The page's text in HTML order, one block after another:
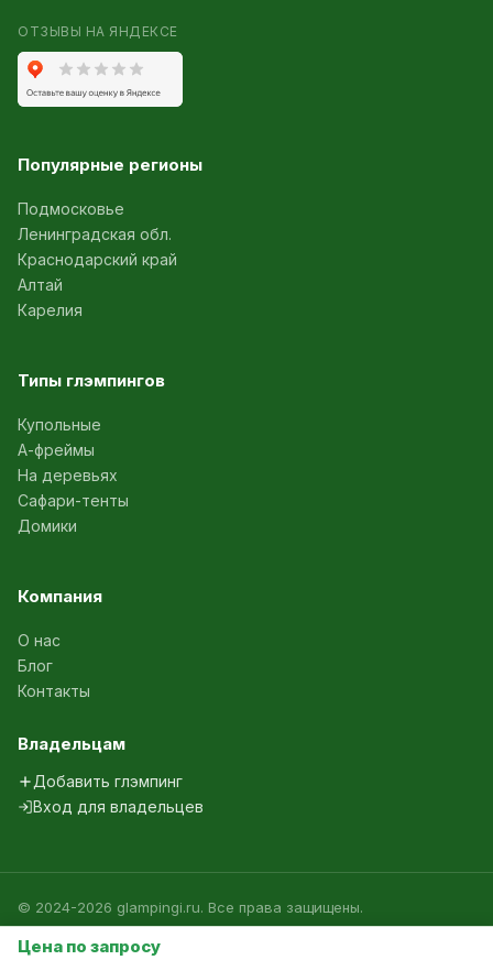
Цена по запросу
ОТЗЫВЫ НА ЯНДЕКСЕ
Популярные регионы
Подмосковье
Ленинградская обл.
Краснодарский край
Алтай
Карелия
Типы глэмпингов
Купольные
А-фреймы
На деревьях
Сафари-тенты
Домики
Компания
О нас
Блог
Контакты
Владельцам
Добавить глэмпинг
Вход для владельцев
© 2024-2026 glampingi.ru. Все права защищены.
Политика конфиденциальностиАгрегатор глэмпингов России